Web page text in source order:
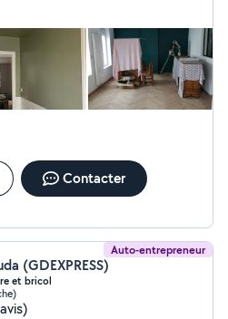
Contacter
Auto-entrepreneur
(GDEXPRESS)
et bricol